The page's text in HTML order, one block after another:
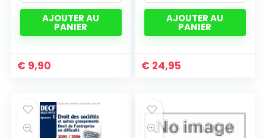
AJOUTER AU
PANIER
€ 9,90
AJOUTER AU
PANIER
€ 24,95